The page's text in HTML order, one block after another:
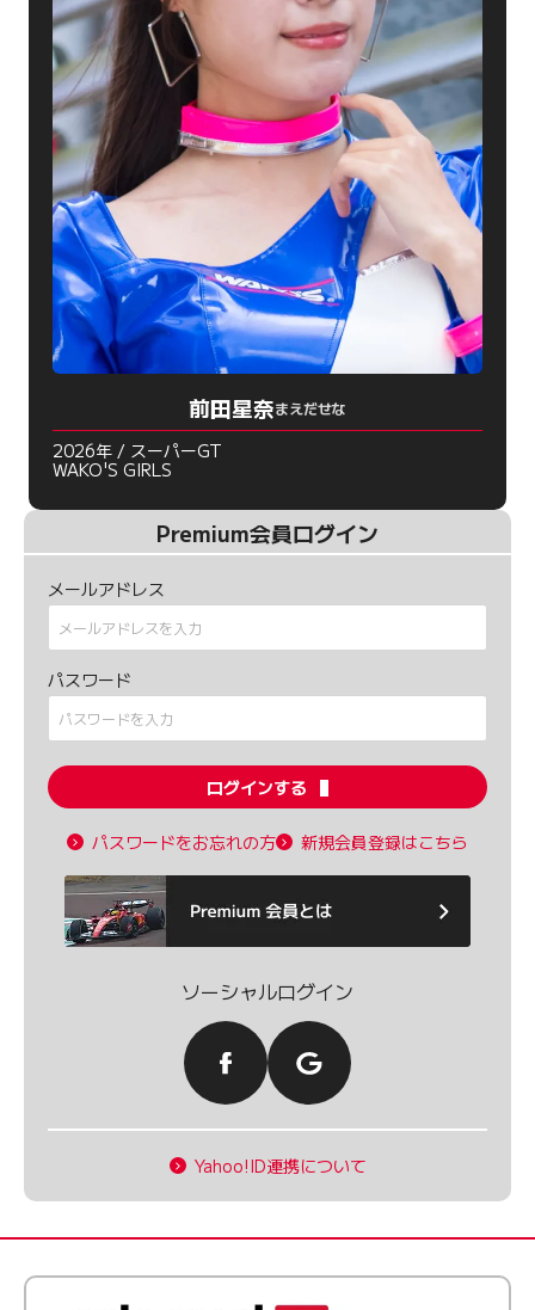
前田星奈まえだせな
2026年 / スーパーGT
WAKO'S GIRLS
Premium会員ログイン
メールアドレス
パスワード
ログインする
パスワードをお忘れの方 新規会員登録はこちら
ソーシャルログイン
Yahoo!ID連携について